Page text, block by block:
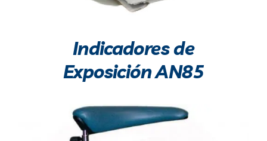
Indicadores de
Exposición AN85